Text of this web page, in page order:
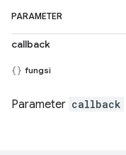
PARAMETER
callback
fungsi
Parameter callback